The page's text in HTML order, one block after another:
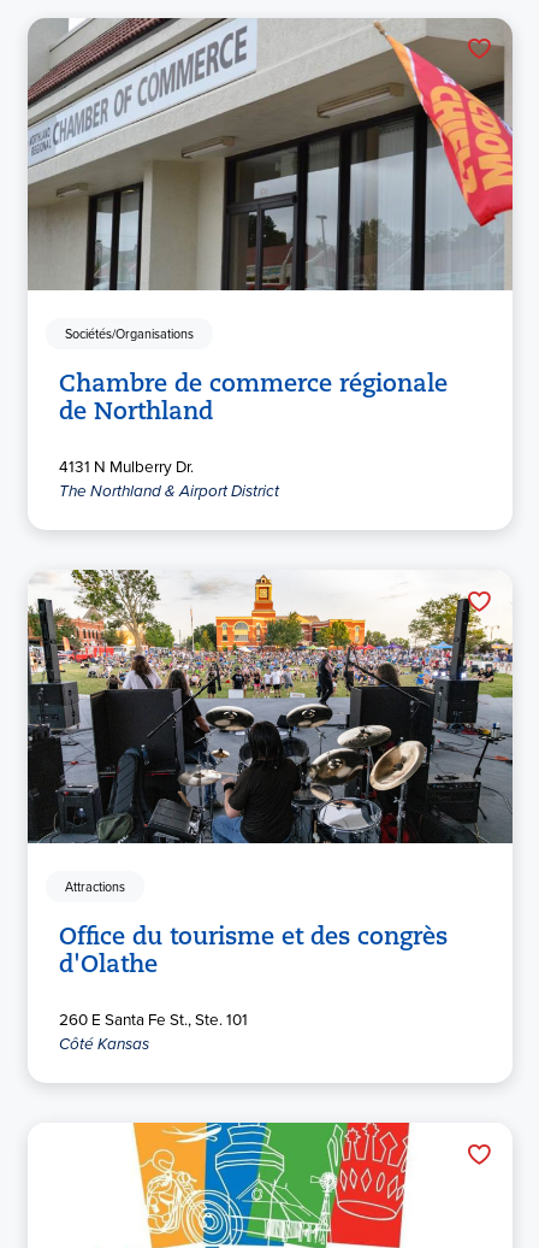
Sociétés/Organisations
Chambre de commerce régionale
de Northland
4131 N Mulberry Dr.
The Northland & Airport District
Attractions
Office du tourisme et des congrès
d'Olathe
260 E Santa Fe St., Ste. 101
Côté Kansas